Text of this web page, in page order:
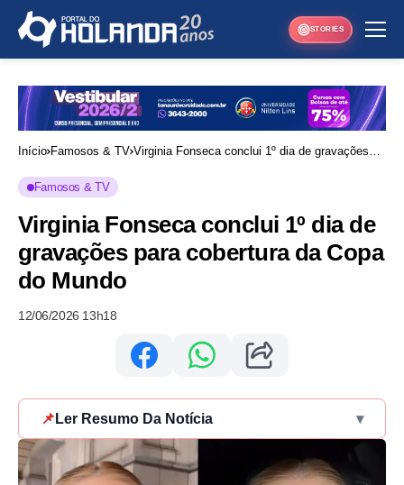
STORIES
Início Famosos & TV Virginia Fonseca conclui 1º dia de gravações
Famosos & TV
Virginia Fonseca conclui 1º dia de
gravações para cobertura da Copa
do Mundo
12/06/2026 13h18
📌 Ler Resumo Da Notícia ▾